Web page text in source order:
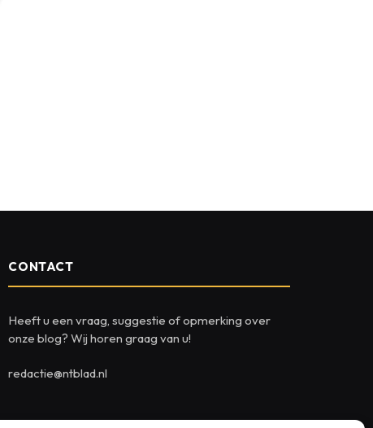
CONTACT
Heeft u een vraag, suggestie of opmerking over
onze blog? Wij horen graag van u!
redactie@ntblad.nl